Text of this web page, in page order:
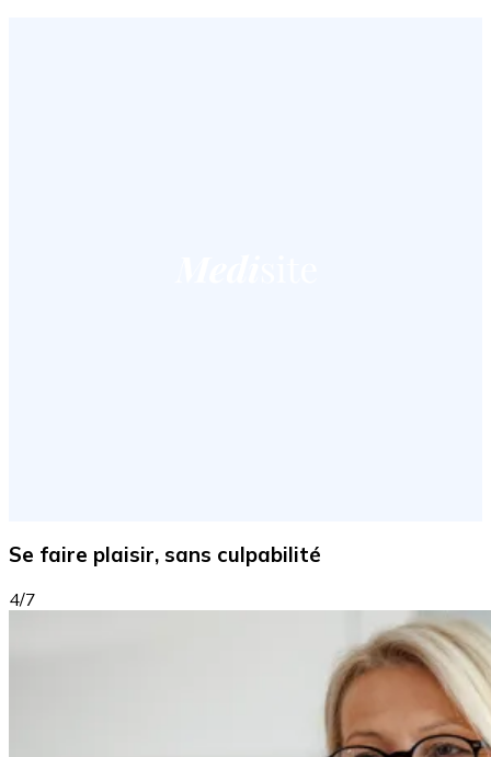
Se faire plaisir, sans culpabilité
4/7